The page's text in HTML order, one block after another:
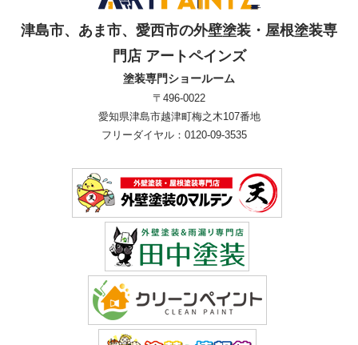
津島市、あま市、愛西市の外壁塗装・屋根塗装専
門店 アートペインズ
塗装専門ショールーム
〒496-0022
愛知県津島市越津町梅之木107番地
フリーダイヤル：0120-09-3535